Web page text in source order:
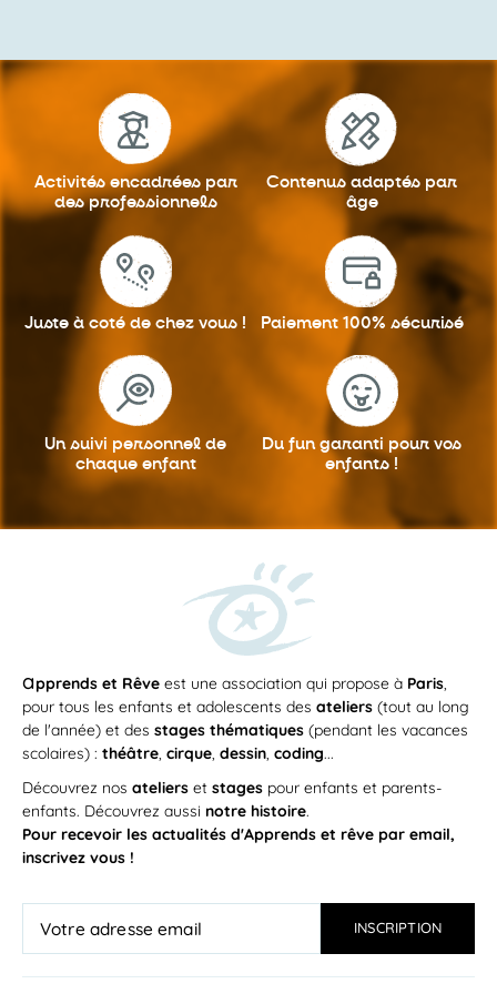
Activités encadrées par
des professionnels
Contenus adaptés par
âge
Juste à coté de chez vous ! Paiement 100% sécurisé
Un suivi personnel de
chaque enfant
Du fun garanti pour vos
enfants !
apprends et Rêve est une association qui propose à Paris,
pour tous les enfants et adolescents des ateliers (tout au long
de l'année) et des stages thématiques (pendant les vacances
scolaires) : théâtre, cirque, dessin, coding...
Découvrez nos ateliers et stages pour enfants et parents-
enfants. Découvrez aussi notre histoire.
Pour recevoir les actualités d'Apprends et rêve par email,
inscrivez vous !